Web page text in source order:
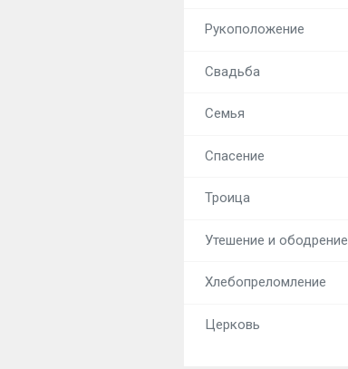
Рукоположение
Свадьба
Семья
Спасение
Троица
Утешение и ободрение
Хлебопреломление
Церковь